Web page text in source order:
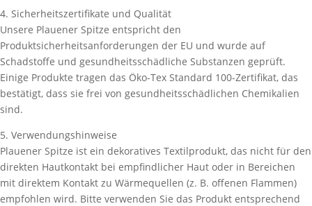
4. Sicherheitszertifikate und Qualität
Unsere Plauener Spitze entspricht den
Produktsicherheitsanforderungen der EU und wurde auf
Schadstoffe und gesundheitsschädliche Substanzen geprüft.
Einige Produkte tragen das Öko-Tex Standard 100-Zertifikat, das
bestätigt, dass sie frei von gesundheitsschädlichen Chemikalien
sind.
5. Verwendungshinweise
Plauener Spitze ist ein dekoratives Textilprodukt, das nicht für den
direkten Hautkontakt bei empfindlicher Haut oder in Bereichen
mit direktem Kontakt zu Wärmequellen (z. B. offenen Flammen)
empfohlen wird. Bitte verwenden Sie das Produkt entsprechend